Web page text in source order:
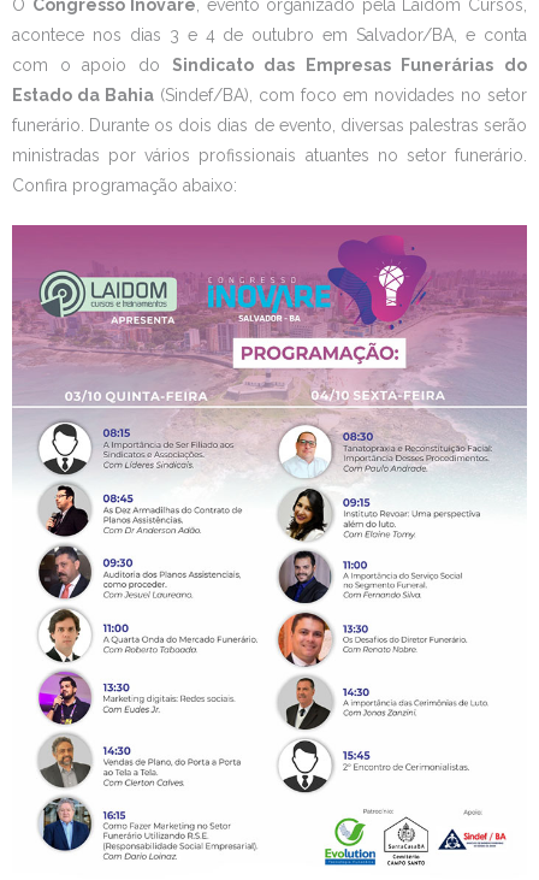
O Congresso Inovare , evento organizado pela Laidom Cursos,
acontece nos dias 3 e 4 de outubro em Salvador/BA, e conta
com o apoio do Sindicato das Empresas Funerárias do
Estado da Bahia (Sindef/BA), com foco em novidades no setor
funerário. Durante os dois dias de evento, diversas palestras serão
ministradas por vários profissionais atuantes no setor funerário.
Confira programação abaixo: